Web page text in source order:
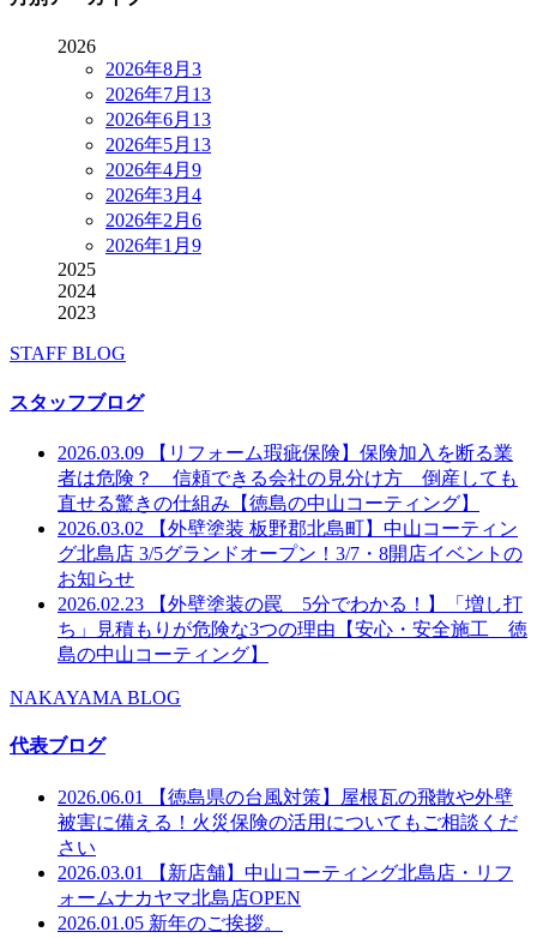
2026
2026年8月 3
2026年7月 13
2026年6月 13
2026年5月 13
2026年4月 9
2026年3月 4
2026年2月 6
2026年1月 9
2025
2024
2023
STAFF BLOG
スタッフブログ
2026.03.09
【リフォーム瑕疵保険】保険加入を断る業
者は危険？ 信頼できる会社の見分け方 倒産しても
直せる驚きの仕組み【徳島の中山コーティング】
2026.03.02
【外壁塗装 板野郡北島町】中山コーティン
グ北島店 3/5グランドオープン！3/7・8開店イベントの
お知らせ
2026.02.23
【外壁塗装の罠 5分でわかる！】「増し打
ち」見積もりが危険な3つの理由【安心・安全施工 徳
島の中山コーティング】
NAKAYAMA BLOG
代表ブログ
2026.06.01
【徳島県の台風対策】屋根瓦の飛散や外壁
被害に備える！火災保険の活用についてもご相談くだ
さい
2026.03.01
【新店舗】中山コーティング北島店・リフ
ォームナカヤマ北島店OPEN
2026.01.05 新年のご挨拶。